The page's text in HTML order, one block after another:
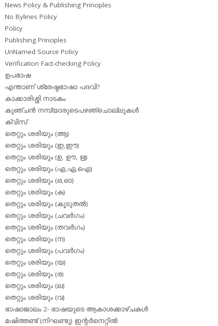
News Policy & Publishing Principles
No Bylines Policy
Policy
Publishing Principles
UnNamed Source Policy
Verification Fact-checking Policy
ഉപഭാഷ
എന്താണ് ശ്രേഷ്ഠഭാഷാ പദവി?
കാക്കാരിശ്ശി നാടകം
കുഞ്ചന്‍ നമ്പ്യാരുടെപഴഞ്ചൊല്ലുകള്‍
ക്വിസ്
തെറ്റും ശരിയും (ആ)
തെറ്റും ശരിയും (ഇ,ഈ)
തെറ്റും ശരിയും (ഉ, ഊ, ഋ)
തെറ്റും ശരിയും (എ,ഏ,ഐ)
തെറ്റും ശരിയും (ഒ,ഓ)
തെറ്റും ശരിയും (ക)
തെറ്റും ശരിയും (കൂടുതല്‍)
തെറ്റും ശരിയും (ചവര്‍ഗം)
തെറ്റും ശരിയും (തവര്‍ഗം)
തെറ്റും ശരിയും (ന)
തെറ്റും ശരിയും (പവര്‍ഗം)
തെറ്റും ശരിയും (യ)
തെറ്റും ശരിയും (ര)
തെറ്റും ശരിയും (ല)
തെറ്റും ശരിയും (വ)
ഭാഷാജാലം 2- ഭാഷയുടെ ആകാശക്കാഴ്ചകള്‍
മഷിത്തണ്ട് (നിഘണ്ടു) ഇന്റര്‍നെറ്റില്‍